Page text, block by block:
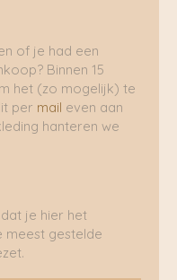
of je had een
Binnen 15
het (zo mogelijk) te
per mail even aan
hanteren we
je hier het
meest gestelde